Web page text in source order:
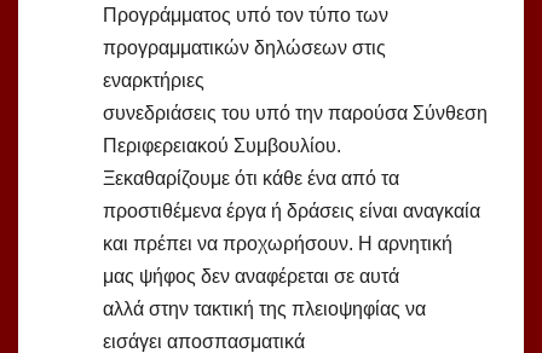
Προγράμματος υπό τον τύπο των
προγραμματικών δηλώσεων στις
εναρκτήριες
συνεδριάσεις του υπό την παρούσα Σύνθεση
Περιφερειακού Συμβουλίου.
Ξεκαθαρίζουμε ότι κάθε ένα από τα
προστιθέμενα έργα ή δράσεις είναι αναγκαία
και πρέπει να προχωρήσουν. Η αρνητική
μας ψήφος δεν αναφέρεται σε αυτά
αλλά στην τακτική της πλειοψηφίας να
εισάγει αποσπασματικά